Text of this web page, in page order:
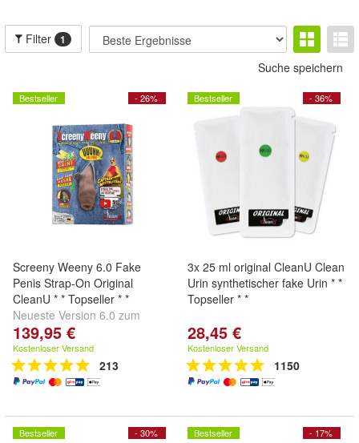
Filter 1
Suche speichern
- 26%
Bestseller
Screeny Weeny 6.0 Fake
Penis Strap-On Original
CleanU * * Topseller * *
Neueste Version 6.0 zum
absoluten Bestpreis in allen
Penisfarben und Formen !!
139,95 €
Kostenloser Versand
213
- 36%
Bestseller
3x 25 ml original CleanU Clean
Urin synthetischer fake Urin * *
Topseller * *
28,45 €
Kostenloser Versand
1150
- 30%
Bestseller - 17%
Bestseller